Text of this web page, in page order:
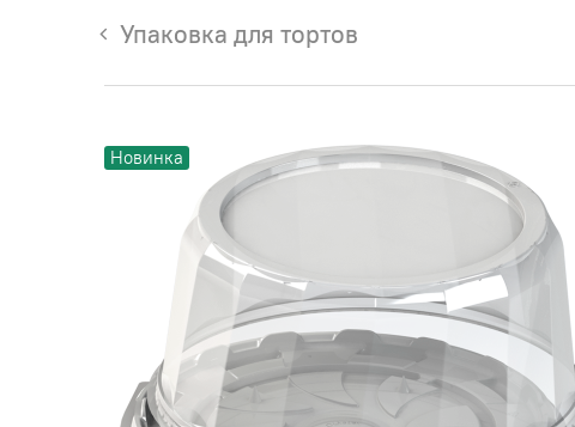
Упаковка для тортов
Новинка